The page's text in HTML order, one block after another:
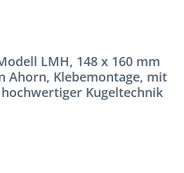
LMH, 148 x 160 mm
Ahorn, Klebemontage, mit
Kugeltechnik